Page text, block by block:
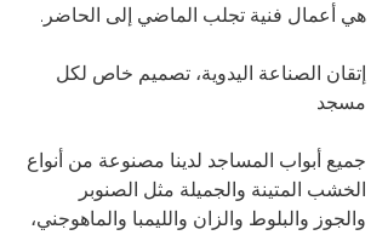
هي أعمال فنية تجلب الماضي إلى الحاضر.
إتقان الصناعة اليدوية، تصميم خاص لكل
مسجد
جميع أبواب المساجد لدينا مصنوعة من أنواع
الخشب المتينة والجميلة مثل الصنوبر
والجوز والبلوط والزان والليمبا والماهوجني،